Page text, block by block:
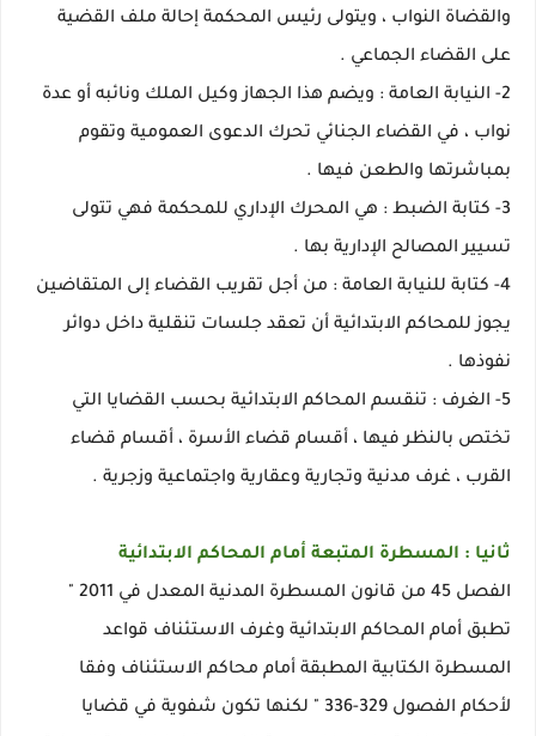
والقضاة النواب ، ويتولى رئيس المحكمة إحالة ملف القضية
على القضاء الجماعي .
2- النيابة العامة : ويضم هذا الجهاز وكيل الملك ونائبه أو عدة
نواب ، في القضاء الجنائي تحرك الدعوى العمومية وتقوم
بمباشرتها والطعن فيها .
3- كتابة الضبط : هي المحرك الإداري للمحكمة فهي تتولى
تسيير المصالح الإدارية بها .
4- كتابة للنيابة العامة : من أجل تقريب القضاء إلى المتقاضين
يجوز للمحاكم الابتدائية أن تعقد جلسات تنقلية داخل دوائر
نفوذها .
5- الغرف : تنقسم المحاكم الابتدائية بحسب القضايا التي
تختص بالنظر فيها ، أقسام قضاء الأسرة ، أقسام قضاء
القرب ، غرف مدنية وتجارية وعقارية واجتماعية وزجرية .
ثانيا : المسطرة المتبعة أمام المحاكم الابتدائية
الفصل 45 من قانون المسطرة المدنية المعدل في 2011 "
تطبق أمام المحاكم الابتدائية وغرف الاستئناف قواعد
المسطرة الكتابية المطبقة أمام محاكم الاستئناف وفقا
لأحكام الفصول 329-336 " لكنها تكون شفوية في قضايا